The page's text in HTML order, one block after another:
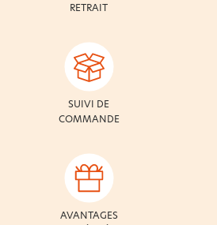
RETRAIT
SUIVI DE
COMMANDE
AVANTAGES